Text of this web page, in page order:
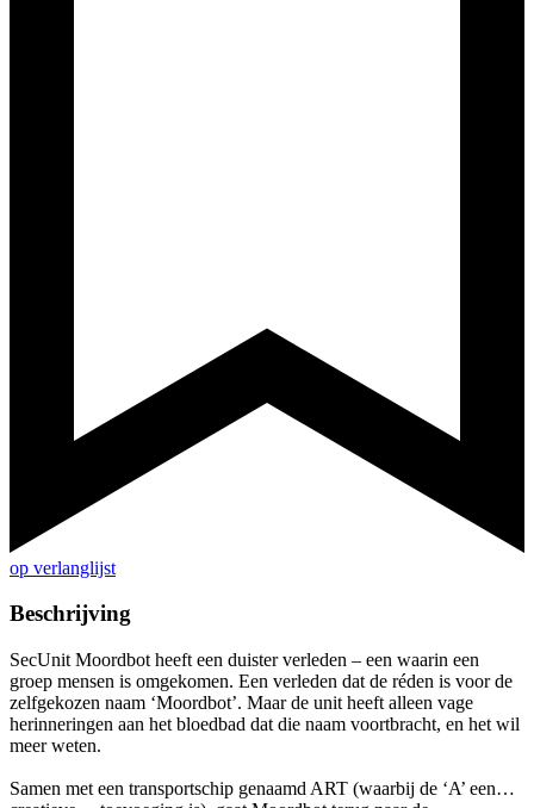
op verlanglijst
Beschrijving
SecUnit Moordbot heeft een duister verleden – een waarin een
groep mensen is omgekomen. Een verleden dat de réden is voor de
zelfgekozen naam ‘Moordbot’. Maar de unit heeft alleen vage
herinneringen aan het bloedbad dat die naam voortbracht, en het wil
meer weten.
Samen met een transportschip genaamd ART (waarbij de ‘A’ een…